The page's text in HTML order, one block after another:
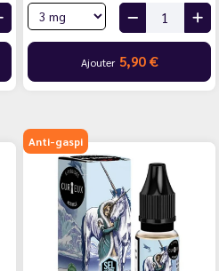
Ajouter 5,90 €
Anti-gaspi